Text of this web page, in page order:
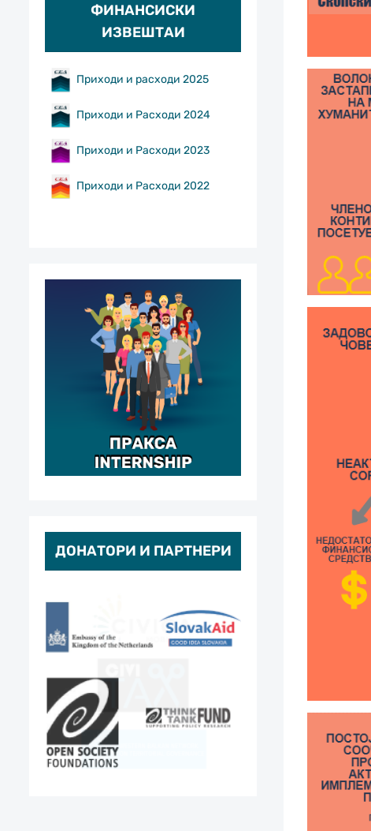
ФИНАНСИСКИ
ИЗВЕШТАИ
Приходи и расходи 2025
Приходи и Расходи 2024
Приходи и Расходи 2023
Приходи и Расходи 2022
ДОНАТОРИ И ПАРТНЕРИ